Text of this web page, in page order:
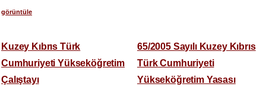
görüntüle
Kuzey Kıbrıs Türk
Cumhuriyeti Yükseköğretim
Çalıştayı
65/2005 Sayılı Kuzey Kıbrıs
Türk Cumhuriyeti
Yükseköğretim Yasası